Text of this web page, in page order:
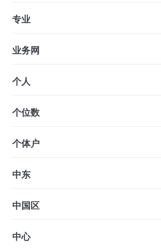
专业
业务网
个人
个位数
个体户
中东
中国区
中心